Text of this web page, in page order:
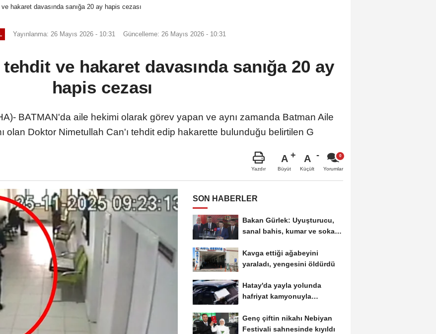
hakaret davasında sanığa 20 ay hapis cezası
Yayınlanma: 26 Mayıs 2026 - 10:31 Güncelleme: 26 Mayıs 2026 - 10:31
ve hakaret davasında sanığa 20 ay
hapis cezası
BATMAN'da aile hekimi olarak görev yapan ve aynı zamanda Batman Aile
olan Doktor Nimetullah Can'ı tehdit edip hakarette bulunduğu belirtilen G
Yazdır
A
Büyüt
A
Küçült Yorumlar
SON HABERLER
Bakan Gürlek: Uyuşturucu,
sanal bahis, kumar ve sokak
Kavga ettiği ağabeyini
yaraladı, yengesini öldürdü
Hatay'da yayla yolunda
hafriyat kamyonuyla
Genç çiftin nikahı Nebiyan
Festivali sahnesinde kıyıldı